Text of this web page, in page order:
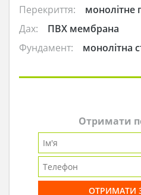
Перекриття:
монолітне
Дах:
ПВХ мембрана
Фундамент:
монолітна
Отримати